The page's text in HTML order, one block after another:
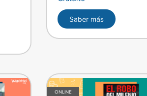
Saber más
ONLINE